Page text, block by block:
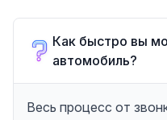
Как быстро вы
автомобиль?
Весь процесс от